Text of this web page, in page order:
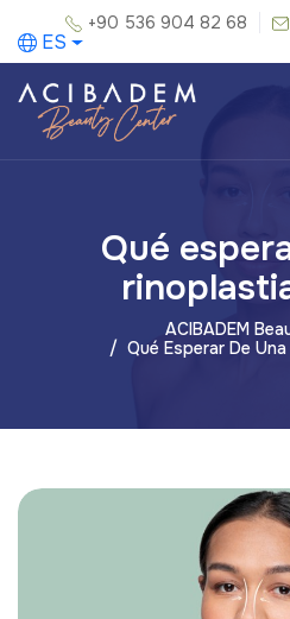
+90 536 904 82 68
ES
Qué
ACIBADEM
Qué Esperar De